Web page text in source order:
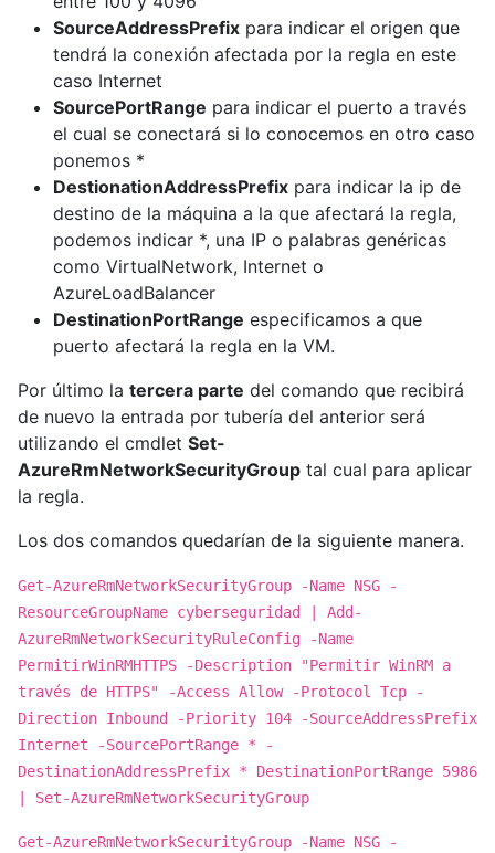
SourceAddressPrefix para indicar el origen que
tendrá la conexión afectada por la regla en este
caso Internet
SourcePortRange para indicar el puerto a través
el cual se conectará si lo conocemos en otro caso
ponemos *
DestionationAddressPrefix para indicar la ip de
destino de la máquina a la que afectará la regla,
podemos indicar *, una IP o palabras genéricas
como VirtualNetwork, Internet o
AzureLoadBalancer
DestinationPortRange especificamos a que
puerto afectará la regla en la VM.
Por último la tercera parte del comando que recibirá
de nuevo la entrada por tubería del anterior será
utilizando el cmdlet Set-
AzureRmNetworkSecurityGroup tal cual para aplicar
la regla.
Los dos comandos quedarían de la siguiente manera.
Get-AzureRmNetworkSecurityGroup -Name NSG -
ResourceGroupName cyberseguridad | Add-
AzureRmNetworkSecurityRuleConfig -Name
PermitirWinRMHTTPS -Description "Permitir WinRM a
través de HTTPS" -Access Allow -Protocol Tcp -
Direction Inbound -Priority 104 -SourceAddressPrefix
Internet -SourcePortRange * -
DestinationAddressPrefix * DestinationPortRange 5986
| Set-AzureRmNetworkSecurityGroup
Get-AzureRmNetworkSecurityGroup -Name NSG -